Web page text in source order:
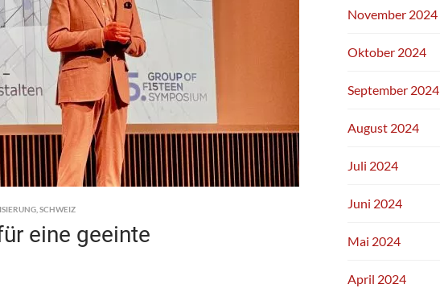
SCHWEIZ
eine geeinte
November 2024
Oktober 2024
September 2024
August 2024
Juli 2024
Juni 2024
Mai 2024
April 2024